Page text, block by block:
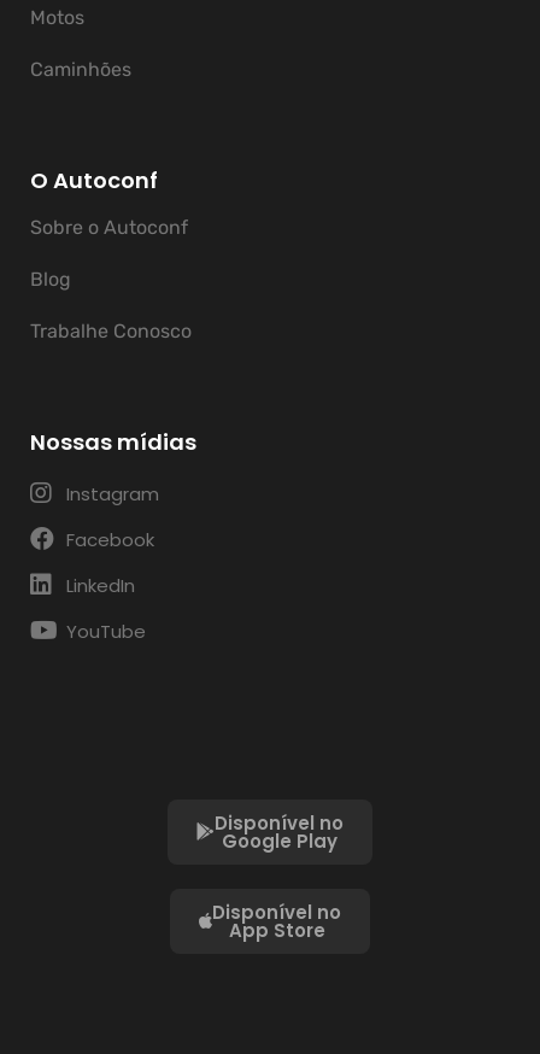
Motos
Caminhões
O Autoconf
Sobre o Autoconf
Blog
Trabalhe Conosco
Nossas mídias
Instagram
Facebook
LinkedIn
YouTube
Disponível no
Google Play
Disponível no
App Store